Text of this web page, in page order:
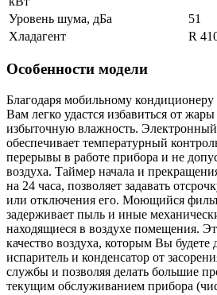
Уровень шума, дБа
51
Хладагент
R
Особенности модели
Благодаря мобильному
Вам легко удастся избавиться от
избыточную влажность. Электронный
обеспечивает температурный
перерывы в работе прибора и не
воздуха. Таймер начала и
на 24 часа, позволяет задавать
или отключения его. Моющийся
задерживает пыль и иные
находящиеся в воздухе помещения.
качество воздуха, которым Вы
испаритель и конденсатор от
службы и позволяя делать большие
текущим обслуживанием прибора